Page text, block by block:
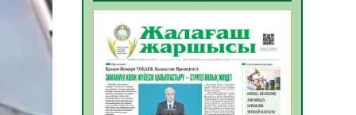
ҚОҒАМДЫҚ БЕЛСЕНДІЛІК –
ЕЛ ДАМУЫНЫҢ НЕГІЗІ
06.08.2026
32
ҚҰРЫЛТАЙ САЙЛАУЫ –
БОЛАШАҚҚА БАСТАР
ЖАУАПТЫ ТАҢДАУ